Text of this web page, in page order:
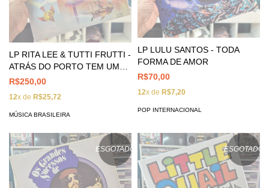
LP RITA LEE & TUTTI FRUTTI -
ATRÁS DO PORTO TEM UMA
CIDADE
R$250,00
12x de R$25,72
MÚSICA BRASILEIRA
LP LULU SANTOS - TODA
FORMA DE AMOR
R$70,00
12x de R$7,20
POP INTERNACIONAL
ESGOTADO ESGOTADO